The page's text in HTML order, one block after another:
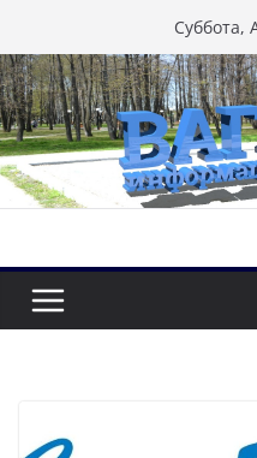
к
содержимому
Суббота,